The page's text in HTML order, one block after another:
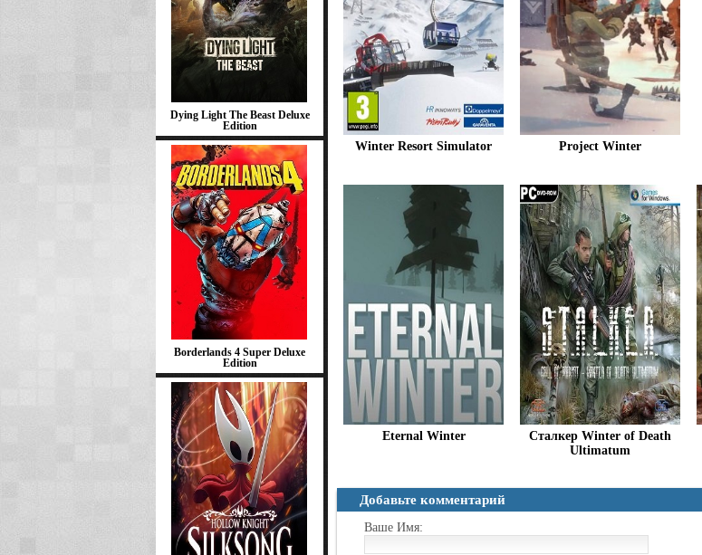
Dying Light The Beast Deluxe
Edition
Borderlands 4 Super Deluxe
Edition
Winter Resort Simulator Project Winter
Eternal Winter
Сталкер Winter of Death
Ultimatum
Добавьте комментарий
Ваше Имя: